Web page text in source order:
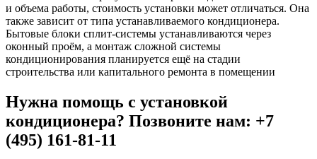
и объема работы, стоимость установки может отличаться. Она
также зависит от типа устанавливаемого кондиционера.
Бытовые блоки сплит-системы устанавливаются через
оконный проём, а монтаж сложной системы
кондиционирования планируется ещё на стадии
строительства или капитального ремонта в помещении
Нужна помощь с установкой
кондиционера? Позвоните нам: +7
(495) 161-81-11